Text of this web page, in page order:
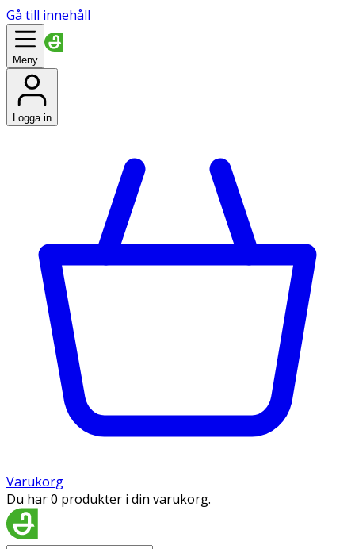
Gå till innehåll
Meny
Logga in
Varukorg
Du har 0 produkter i din varukorg.